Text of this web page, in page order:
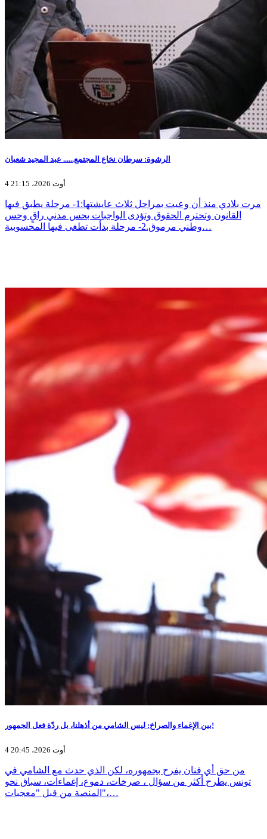
الرشوة: سرطان نخاع المجتمع...... عبد المجيد شعبان
4 أوت 2026، 21:15
مرت بلادي منذ أن وعيت بمراحل ثلاث عايشتها:1- مرحلة يطبق فيها
القانون وتحترم الحقوق وتؤدى الواجبات بحس مدني راقٍ وحس
وطني مرموق.2- مرحلة بدأت تطغى فيها المحسوبية…
بين الإغماء والصراخ: ليس الشامي من أذهلنا، بل ردّة فعل الجمهور!
4 أوت 2026، 20:45
من حق أي فنان يفرح بجمهوره، لكن الذي حدث مع الشامي في
تونس يطرح أكثر من سؤال ، صرخات، دموع، إغماءات، سباق نحو
المنصة من قبل "معجبات"،…